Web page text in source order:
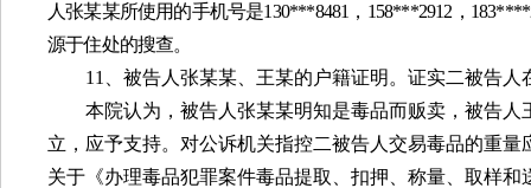
人张某某所使用的手机号是130***8481 ， 158***2912 ，
源于住处的搜查。
11
、被告人张某某、王某的户籍证明。证实二被告
本院认为，被告人张某某明知是毒品而贩卖，被告
立，应予支持。对公诉机关指控二被告人交易毒品的重量
关于《办理毒品犯罪案件毒品提取、扣押、称量、取样